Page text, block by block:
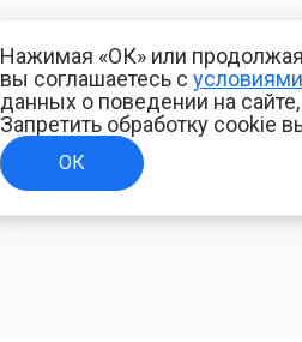
Нажимая «ОК» или продолжая
вы соглашаетесь с условиями
данных о поведении на
Запретить обработку cookie
ОК